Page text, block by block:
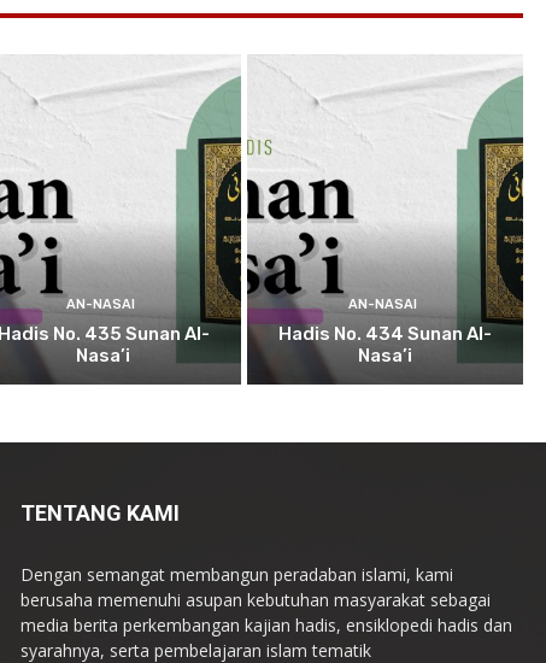
AN-NASAI
Hadis No. 435 Sunan Al-
Nasa’i
AN-NASAI
Hadis No. 434 Sunan Al-
Nasa’i
TENTANG KAMI
Dengan semangat membangun peradaban islami, kami
berusaha memenuhi asupan kebutuhan masyarakat sebagai
media berita perkembangan kajian hadis, ensiklopedi hadis dan
syarahnya, serta pembelajaran islam tematik